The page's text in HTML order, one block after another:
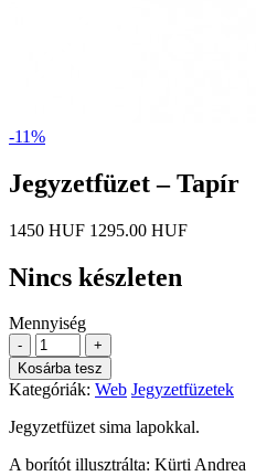
-11%
Jegyzetfüzet – Tapír
1450 HUF 1295.00 HUF
Nincs készleten
Mennyiség
-
+
Kosárba tesz
Kategóriák: Web Jegyzetfüzetek
Jegyzetfüzet sima lapokkal.
A borítót illusztrálta: Kürti Andrea